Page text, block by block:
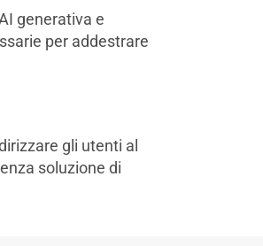
generativa e
per addestrare
gli utenti al
soluzione di